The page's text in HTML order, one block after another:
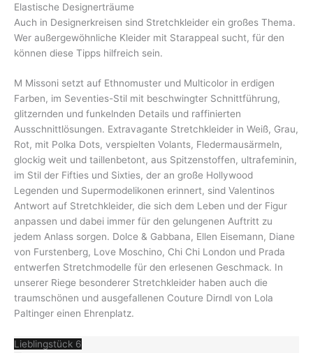
Elastische Designerträume
Auch in Designerkreisen sind Stretchkleider ein großes Thema.
Wer außergewöhnliche Kleider mit Starappeal sucht, für den
können diese Tipps hilfreich sein.
M Missoni setzt auf Ethnomuster und Multicolor in erdigen
Farben, im Seventies-Stil mit beschwingter Schnittführung,
glitzernden und funkelnden Details und raffinierten
Ausschnittlösungen. Extravagante Stretchkleider in Weiß, Grau,
Rot, mit Polka Dots, verspielten Volants, Fledermausärmeln,
glockig weit und taillenbetont, aus Spitzenstoffen, ultrafeminin,
im Stil der Fifties und Sixties, der an große Hollywood
Legenden und Supermodelikonen erinnert, sind Valentinos
Antwort auf Stretchkleider, die sich dem Leben und der Figur
anpassen und dabei immer für den gelungenen Auftritt zu
jedem Anlass sorgen. Dolce & Gabbana, Ellen Eisemann, Diane
von Furstenberg, Love Moschino, Chi Chi London und Prada
entwerfen Stretchmodelle für den erlesenen Geschmack. In
unserer Riege besonderer Stretchkleider haben auch die
traumschönen und ausgefallenen Couture Dirndl von Lola
Paltinger einen Ehrenplatz.
Lieblingstück 6